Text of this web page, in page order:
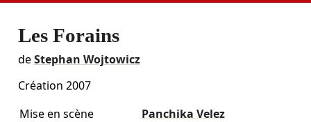
Les Forains
deStephan Wojtowicz
Création 2007
Mise en scène
Panchika Velez